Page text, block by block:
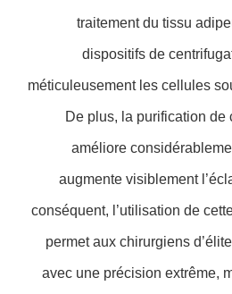
traitement du tissu
dispositifs de
méticuleusement les cellules
De plus, la purification
améliore
augmente visiblement
conséquent, l’utilisation de
permet aux chirurgiens
avec une précision extrême,